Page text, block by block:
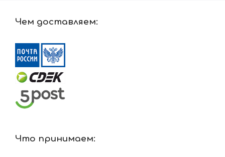
Чем доставляем:
Что принимаем: